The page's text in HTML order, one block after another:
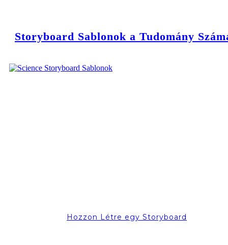
Storyboard Sablonok a Tudomány
Hozzon Létre egy Storyboard